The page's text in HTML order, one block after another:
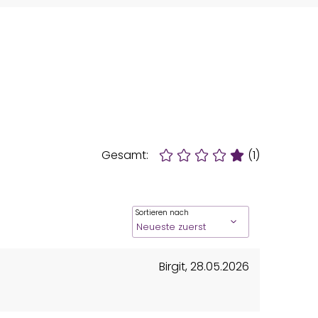
Gesamt: (1)
Sortieren nach
Birgit,28.05.2026